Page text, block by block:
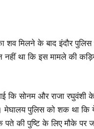
शव मिलने के बाद इंदौर पुलिस
था कि इस मामले की
कि सोनम और राजा रघुवंशी
मेघालय पुलिस को शक था कि
पते की पुष्टि के लिए मौके पर